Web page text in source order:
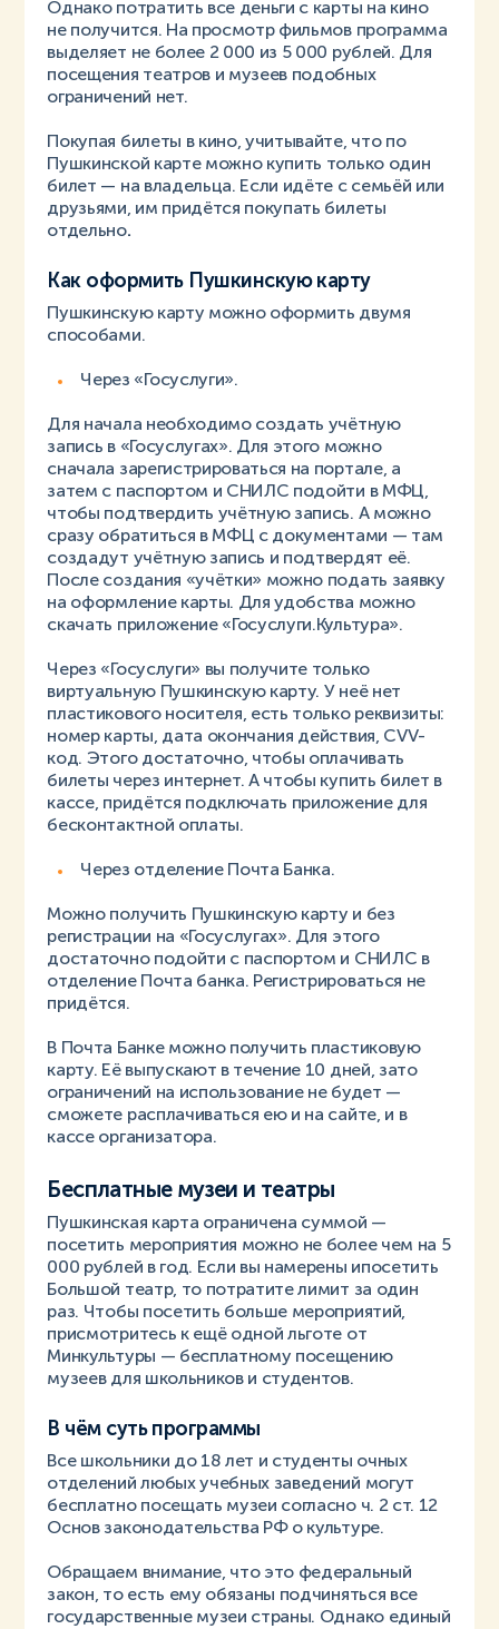
Однако потратить все деньги с карты на кино
не получится. На просмотр фильмов программа
выделяет не более 2 000 из 5 000 рублей. Для
посещения театров и музеев подобных
ограничений нет.
Покупая билеты в кино, учитывайте, что по
Пушкинской карте можно купить только один
билет — на владельца. Если идёте с семьёй или
друзьями, им придётся покупать билеты
отдельно.
Как оформить Пушкинскую карту
Пушкинскую карту можно оформить двумя
способами.
Через «Госуслуги».
Для начала необходимо создать учётную
запись в «Госуслугах». Для этого можно
сначала зарегистрироваться на портале, а
затем с паспортом и СНИЛС подойти в МФЦ,
чтобы подтвердить учётную запись. А можно
сразу обратиться в МФЦ с документами — там
создадут учётную запись и подтвердят её.
После создания «учётки» можно подать заявку
на оформление карты. Для удобства можно
скачать приложение «Госуслуги.Культура».
Через «Госуслуги» вы получите только
виртуальную Пушкинскую карту. У неё нет
пластикового носителя, есть только реквизиты:
номер карты, дата окончания действия, CVV-
код. Этого достаточно, чтобы оплачивать
билеты через интернет. А чтобы купить билет в
кассе, придётся подключать приложение для
бесконтактной оплаты.
Через отделение Почта Банка.
Можно получить Пушкинскую карту и без
регистрации на «Госуслугах». Для этого
достаточно подойти с паспортом и СНИЛС в
отделение Почта банка. Регистрироваться не
придётся.
В Почта Банке можно получить пластиковую
карту. Её выпускают в течение 10 дней, зато
ограничений на использование не будет —
сможете расплачиваться ею и на сайте, и в
кассе организатора.
Бесплатные музеи и театры
Пушкинская карта ограничена суммой —
посетить мероприятия можно не более чем на 5
000 рублей в год. Если вы намерены ипосетить
Большой театр, то потратите лимит за один
раз. Чтобы посетить больше мероприятий,
присмотритесь к ещё одной льготе от
Минкультуры — бесплатному посещению
музеев для школьников и студентов.
В чём суть программы
Все школьники до 18 лет и студенты очных
отделений любых учебных заведений могут
бесплатно посещать музеи согласно ч. 2 ст. 12
Основ законодательства РФ о культуре.
Обращаем внимание, что это федеральный
закон, то есть ему обязаны подчиняться все
государственные музеи страны. Однако единый